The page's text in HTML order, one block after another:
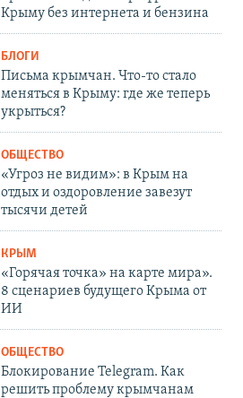
Крыму без интернета и бензина
БЛОГИ
Письма крымчан. Что-то стало
меняться в Крыму: где же теперь
укрыться?
ОБЩЕСТВО
«Угроз не видим»: в Крым на
отдых и оздоровление завезут
тысячи детей
КРЫМ
«Горячая точка» на карте мира».
8 сценариев будущего Крыма от
ИИ
ОБЩЕСТВО
Блокирование Telegram. Как
решить проблему крымчанам